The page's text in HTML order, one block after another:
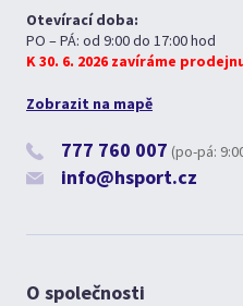
Otevírací doba:
PO – PÁ: od 9:00 do 17:00 hod
K 30. 6. 2026 zavíráme
Zobrazit na mapě
777 760 007 (po-pá:
info@hsport.cz
O společnosti